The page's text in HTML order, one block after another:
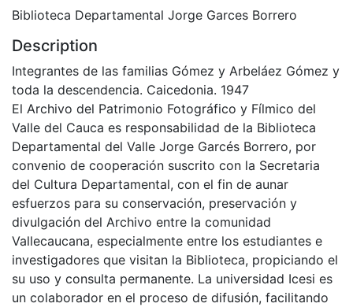
Biblioteca Departamental Jorge Garces Borrero
Description
Integrantes de las familias Gómez y Arbeláez Gómez y
toda la descendencia. Caicedonia. 1947
El Archivo del Patrimonio Fotográfico y Fílmico del
Valle del Cauca es responsabilidad de la Biblioteca
Departamental del Valle Jorge Garcés Borrero, por
convenio de cooperación suscrito con la Secretaria
del Cultura Departamental, con el fin de aunar
esfuerzos para su conservación, preservación y
divulgación del Archivo entre la comunidad
Vallecaucana, especialmente entre los estudiantes e
investigadores que visitan la Biblioteca, propiciando el
su uso y consulta permanente. La universidad Icesi es
un colaborador en el proceso de difusión, facilitando